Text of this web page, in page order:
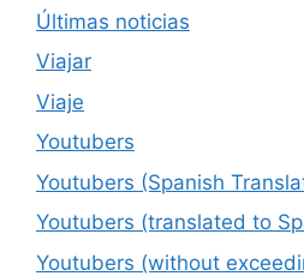
Últimas noticias
Viajar
Viaje
Youtubers
Youtubers (Spanish
Youtubers (translated to
Youtubers (without